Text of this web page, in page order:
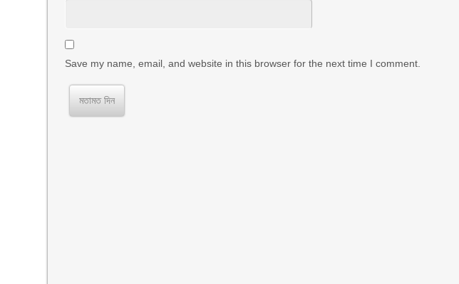
Save my name, email, and website in this browser for the next time I comment.